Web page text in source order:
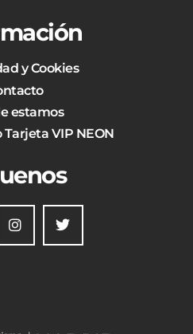
y Cookies
estamos
VIP NEON